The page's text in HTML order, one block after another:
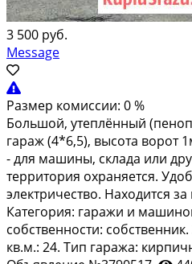
3 500 руб.
Message
Размер комиссии: 0 %
Большой, утеплённый
гараж (4*6,5), высота ворот
- для машины, склада или
территория охраняется.
электричество. Находится
Категория: гаражи и
собственности:
кв.м.: 24. Тип гаража: